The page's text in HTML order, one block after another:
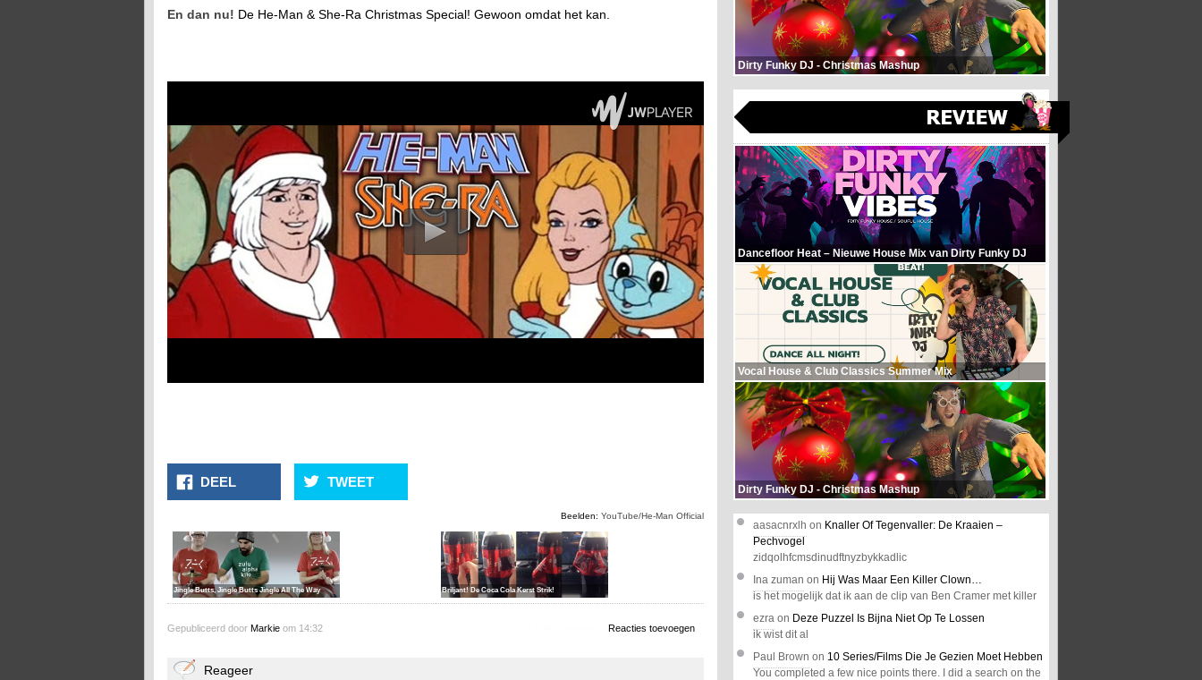
En dan nu! De He-Man & She-Ra Christmas Special! Gewoon omdat het kan.
DEEL TWEET
Beelden: YouTube/He-Man Official
Jingle Butts, Jingle Butts Jingle All The Way Briljant! De Coca Cola Kerst Strik!
Gepubliceerd door Markie om 14:32 Reacties toevoegen
Reageer
Dirty Funky DJ - Christmas Mashup
Dancefloor Heat – Nieuwe House Mix van Dirty Funky DJ
Vocal House & Club Classics Summer Mix
Dirty Funky DJ - Christmas Mashup
aasacnrxlh on Knaller Of Tegenvaller: De Kraaien –
Pechvogel
zidqolhfcmsdinudftnyzbykkadlic
Ina zuman on Hij Was Maar Een Killer Clown…
is het mogelijk dat ik aan de clip van Ben Cramer met killer
ezra on Deze Puzzel Is Bijna Niet Op Te Lossen
ik wist dit al
Paul Brown on 10 Series/Films Die Je Gezien Moet Hebben
You completed a few nice points there. I did a search on the